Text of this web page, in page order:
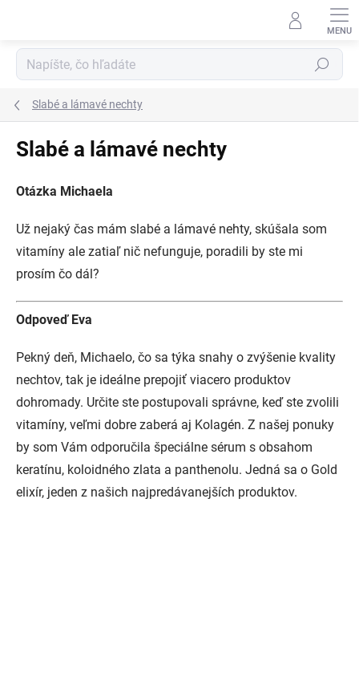
Hľadať
Slabé a lámavé nechty
Slabé a lámavé nechty
Otázka Michaela
Už nejaký čas mám slabé a lámavé nehty, skúšala som
vitamíny ale zatiaľ nič nefunguje, poradili by ste mi
prosím čo dál?
Odpoveď Eva
Pekný deň, Michaelo, čo sa týka snahy o zvýšenie kvality
nechtov, tak je ideálne prepojiť viacero produktov
dohromady. Určite ste postupovali správne, keď ste zvolili
vitamíny, veľmi dobre zaberá aj Kolagén. Z našej ponuky
by som Vám odporučila špeciálne sérum s obsahom
keratínu, koloidného zlata a panthenolu. Jedná sa o Gold
elixír, jeden z našich najpredávanejších produktov.